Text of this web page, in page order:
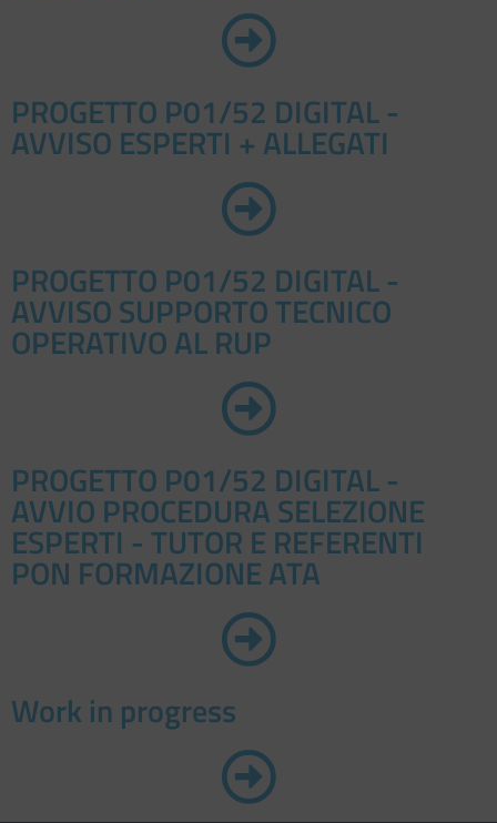
PROGETTO P01/52 DIGITAL -
AVVISO ESPERTI + ALLEGATI
PROGETTO P01/52 DIGITAL -
AVVISO SUPPORTO TECNICO
OPERATIVO AL RUP
PROGETTO P01/52 DIGITAL -
AVVIO PROCEDURA SELEZIONE
ESPERTI - TUTOR E REFERENTI
PON FORMAZIONE ATA
Work in progress